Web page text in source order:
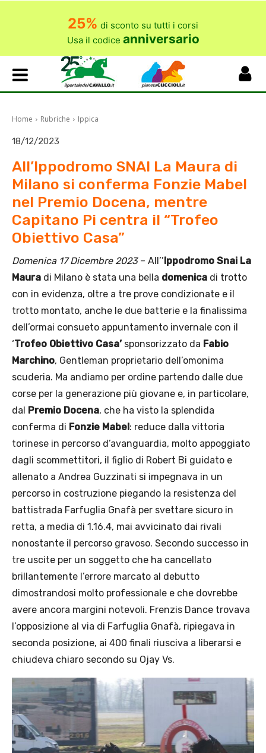
25% di sconto su tutti i corsi
Usa il codice anniversario
Home Rubriche Ippica
18/12/2023
All’Ippodromo SNAI La Maura di
Milano si conferma Fonzie Mabel
nel Premio Docena, mentre
Capitano Pi centra il “Trofeo
Obiettivo Casa”
Domenica 17 Dicembre 2023 – All’’Ippodromo Snai La
Maura di Milano è stata una bella domenica di trotto
con in evidenza, oltre a tre prove condizionate e il
trotto montato, anche le due batterie e la finalissima
dell’ormai consueto appuntamento invernale con il
‘Trofeo Obiettivo Casa’ sponsorizzato da Fabio
Marchino, Gentleman proprietario dell’omonima
scuderia. Ma andiamo per ordine partendo dalle due
corse per la generazione più giovane e, in particolare,
dal Premio Docena, che ha visto la splendida
conferma di Fonzie Mabel: reduce dalla vittoria
torinese in percorso d’avanguardia, molto appoggiato
dagli scommettitori, il figlio di Robert Bi guidato e
allenato a Andrea Guzzinati si impegnava in un
percorso in costruzione piegando la resistenza del
battistrada Farfuglia Gnafà per svettare sicuro in
retta, a media di 1.16.4, mai avvicinato dai rivali
nonostante il percorso gravoso. Secondo successo in
tre uscite per un soggetto che ha cancellato
brillantemente l’errore marcato al debutto
dimostrandosi molto professionale e che dovrebbe
avere ancora margini notevoli. Frenzis Dance trovava
l’opposizione al via di Farfuglia Gnafà, ripiegava in
seconda posizione, ai 400 finali riusciva a liberarsi e
chiudeva chiaro secondo su Ojay Vs.